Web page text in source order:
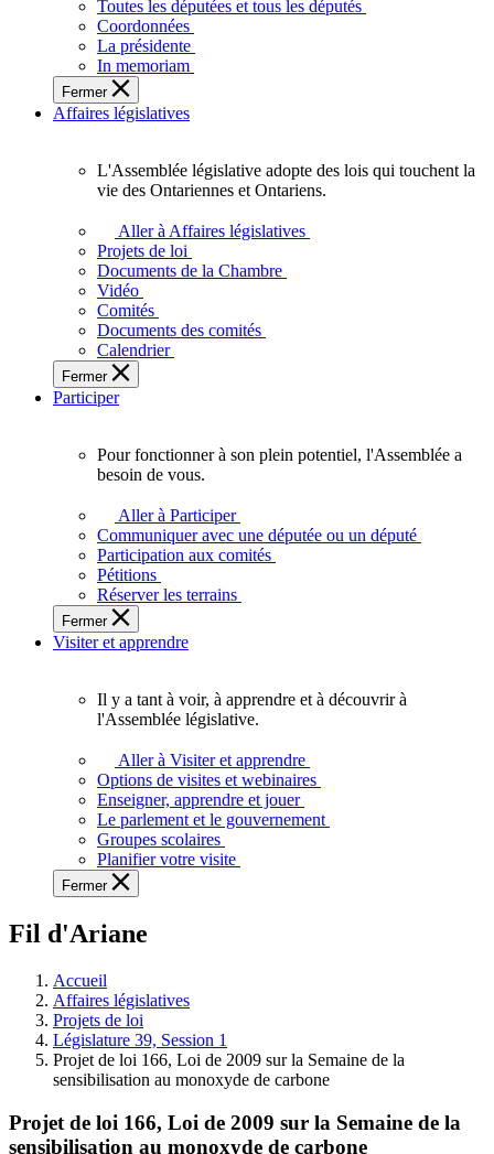
représentent
sein
de
l'Assemblée
législative
l'Ontario.
Toutes les députées et tous les députés
Coordonnées
La présidente
In memoriam
Fermer
Affaires législatives
L'Assemblée
adopte
touchent
des
Ontariennes
et
L'Assemblée législative adopte des lois qui touchent la
vie des Ontariennes et Ontariens.
Aller à Affaires législatives
Projets de loi
Documents de la Chambre
Vidéo
Comités
Documents des comités
Calendrier
Fermer
Participer
plein
potentiel,
l'Assemblée
a
besoin
de
Pour fonctionner à son plein potentiel, l'Assemblée a
besoin de vous.
Aller à Participer
Communiquer avec une députée ou un député
Participation aux comités
Pétitions
Réserver les terrains
Fermer
Visiter et apprendre
voir,
apprendre
et
à
à
législative.
Il y a tant à voir, à apprendre et à découvrir à
l'Assemblée législative.
Aller à Visiter et apprendre
Options de visites et webinaires
Enseigner, apprendre et jouer
Le parlement et le gouvernement
Groupes scolaires
Planifier votre visite
Fermer
Fil d'Ariane
Accueil
Affaires législatives
Projets de loi
Législature 39, Session 1
Projet de loi 166, Loi de 2009 sur la Semaine de la
sensibilisation au monoxyde de carbone
Projet de loi 166, Loi de 2009 sur la Semaine de la
sensibilisation au monoxyde de carbone